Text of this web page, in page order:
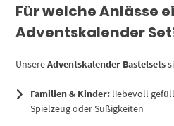
Für welche Anlässe
Adventskalender
UnsereAdventskalender Bastelsets
Familien & Kinder: liebevoll
Spielzeug oder Süßigkeiten